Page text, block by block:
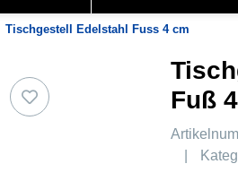
Tischgestell Edelstahl Fuss 4 cm
Fuß